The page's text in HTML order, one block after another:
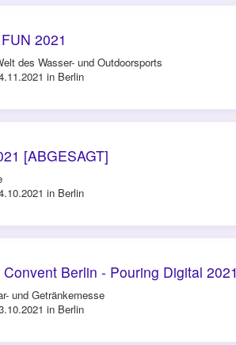
2021
des Wasser- und Outdoorsports
in Berlin
[ABGESAGT]
in Berlin
Berlin - Pouring Digital 2021
und Getränkemesse
in Berlin